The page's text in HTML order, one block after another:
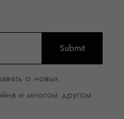
о новых
и многом другом